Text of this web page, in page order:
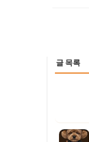
글 목록